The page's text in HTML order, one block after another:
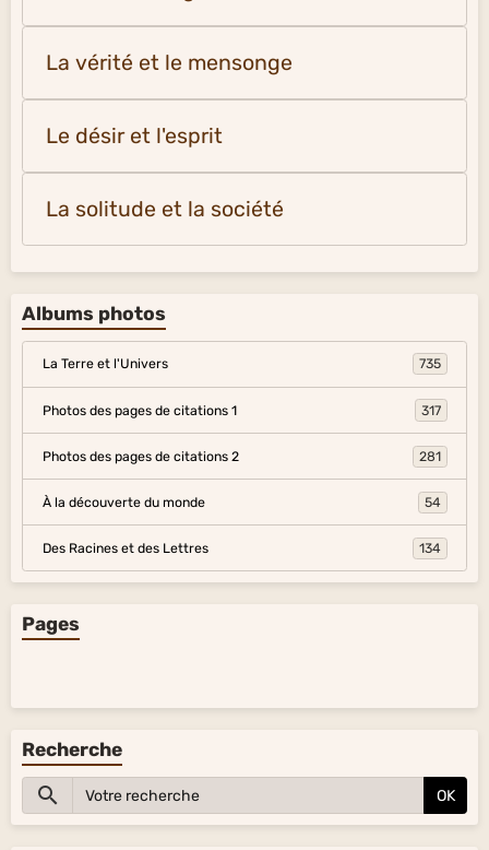
La vérité et le mensonge
Le désir et l'esprit
La solitude et la société
Albums photos
La Terre et l'Univers 735
Photos des pages de citations 1 317
Photos des pages de citations 2 281
À la découverte du monde 54
Des Racines et des Lettres 134
Pages
Recherche
OK